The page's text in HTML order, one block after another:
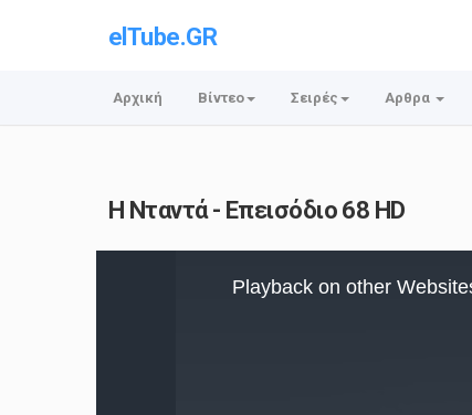
elTube.GR
Αρχική Βίντεο Σειρές Αρθρα
Η Νταντά - Επεισόδιο 68 HD
Playback on other